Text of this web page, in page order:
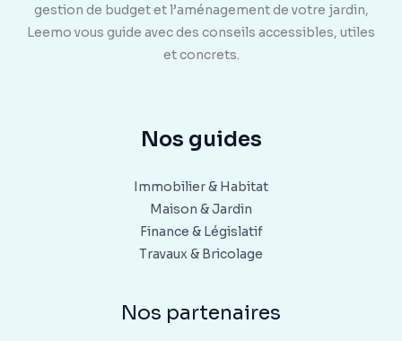
gestion de budget et l’aménagement de votre jardin,
Leemo vous guide avec des conseils accessibles, utiles
et concrets.
Nos guides
Immobilier & Habitat
Maison & Jardin
Finance & Législatif
Travaux & Bricolage
Nos partenaires